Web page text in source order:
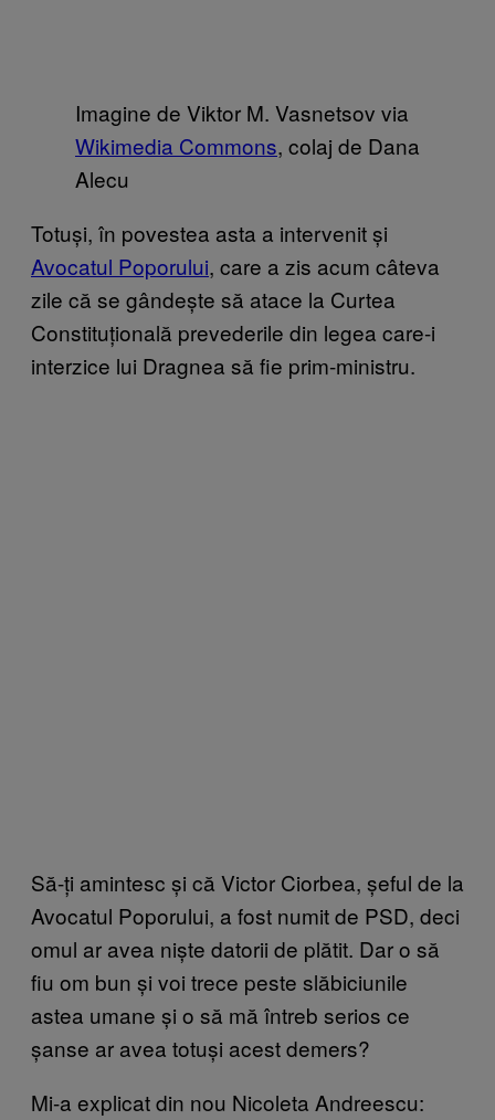
Imagine de Viktor M. Vasnetsov via
Wikimedia Commons, colaj de Dana
Alecu
Totuși, în povestea asta a intervenit și
Avocatul Poporului, care a zis acum câteva
zile că se gândește să atace la Curtea
Constituțională prevederile din legea care-i
interzice lui Dragnea să fie prim-ministru.
Să-ți amintesc și că Victor Ciorbea, șeful de la
Avocatul Poporului, a fost numit de PSD, deci
omul ar avea niște datorii de plătit. Dar o să
fiu om bun și voi trece peste slăbiciunile
astea umane și o să mă întreb serios ce
șanse ar avea totuși acest demers?
Mi-a explicat din nou Nicoleta Andreescu: